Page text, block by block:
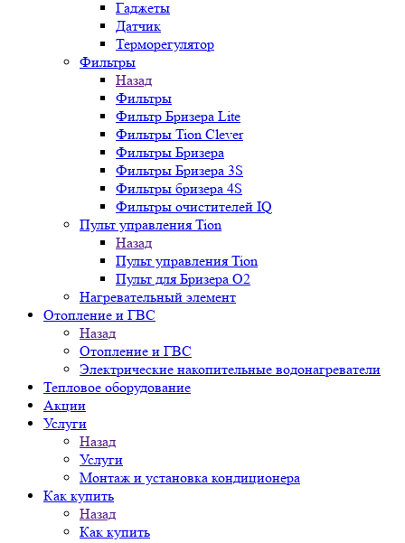
Гаджеты
Датчик
Терморегулятор
Фильтры
Назад
Фильтры
Фильтр Бризера Lite
Фильтры Tion Clever
Фильтры Бризера
Фильтры Бризера 3S
Фильтры бризера 4S
Фильтры очистителей IQ
Пульт управления Tion
Назад
Пульт управления Tion
Пульт для Бризера O2
Нагревательный элемент
Отопление и ГВС
Назад
Отопление и ГВС
Электрические накопительные водонагреватели
Тепловое оборудование
Акции
Услуги
Назад
Услуги
Монтаж и установка кондиционера
Как купить
Назад
Как купить